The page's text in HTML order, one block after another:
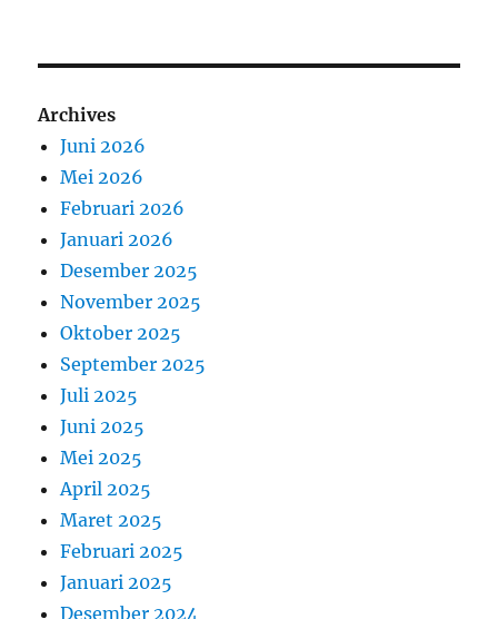
Archives
Juni 2026
Mei 2026
Februari 2026
Januari 2026
Desember 2025
November 2025
Oktober 2025
September 2025
Juli 2025
Juni 2025
Mei 2025
April 2025
Maret 2025
Februari 2025
Januari 2025
Desember 2024